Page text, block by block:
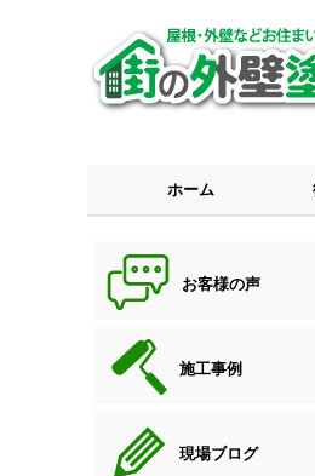
ホーム
お客様の声
施工事例
現場ブログ